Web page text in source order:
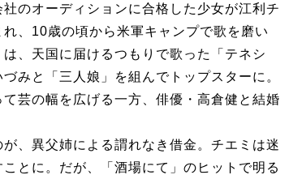
のオーディションに合格した少女が江利チ
、10歳の頃から米軍キャンプで歌を磨い
、天国に届けるつもりで歌った「テネシ
みと「三人娘」を組んでトップスターに。
芸の幅を広げる一方、俳優・高倉健と結婚
、異父姉による謂れなき借金。チエミは迷
とに。だが、「酒場にて」のヒットで明る